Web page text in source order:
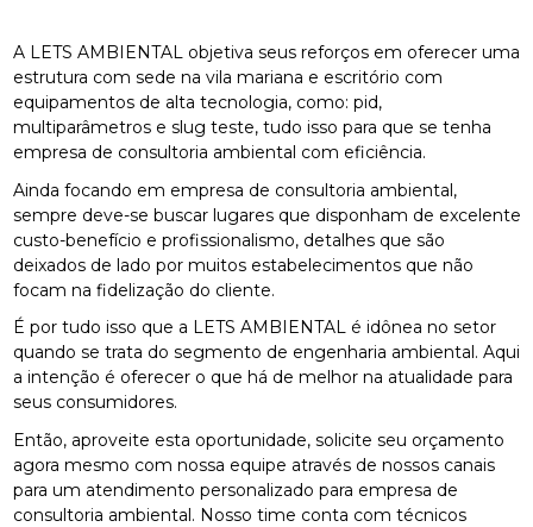
A LETS AMBIENTAL objetiva seus reforços em oferecer uma
estrutura com sede na vila mariana e escritório com
equipamentos de alta tecnologia, como: pid,
multiparâmetros e slug teste, tudo isso para que se tenha
empresa de consultoria ambiental com eficiência.
Ainda focando em empresa de consultoria ambiental,
sempre deve-se buscar lugares que disponham de excelente
custo-benefício e profissionalismo, detalhes que são
deixados de lado por muitos estabelecimentos que não
focam na fidelização do cliente.
É por tudo isso que a LETS AMBIENTAL é idônea no setor
quando se trata do segmento de engenharia ambiental. Aqui
a intenção é oferecer o que há de melhor na atualidade para
seus consumidores.
Então, aproveite esta oportunidade, solicite seu orçamento
agora mesmo com nossa equipe através de nossos canais
para um atendimento personalizado para empresa de
consultoria ambiental. Nosso time conta com técnicos